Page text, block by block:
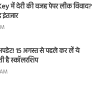
में देरी की वजह पेपर लीक विवाद?
इंतजार
अपडेट! 15 अगस्त से पहले कर लें ये
है स्कॉलरशिप